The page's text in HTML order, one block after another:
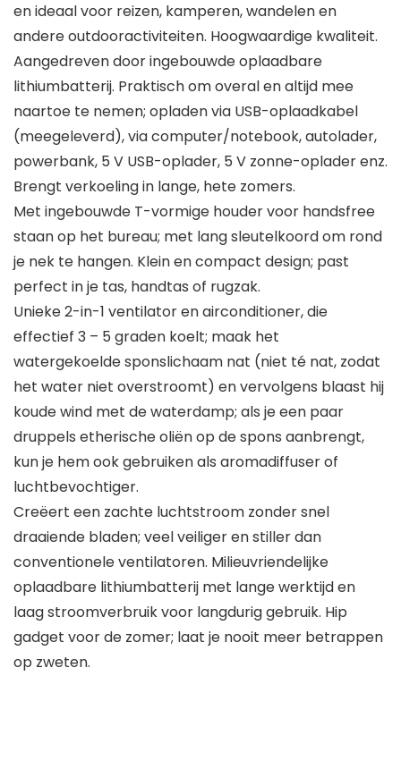
en ideaal voor reizen, kamperen, wandelen en
andere outdooractiviteiten. Hoogwaardige kwaliteit.
Aangedreven door ingebouwde oplaadbare
lithiumbatterij. Praktisch om overal en altijd mee
naartoe te nemen; opladen via USB-oplaadkabel
(meegeleverd), via computer/notebook, autolader,
powerbank, 5 V USB-oplader, 5 V zonne-oplader enz.
Brengt verkoeling in lange, hete zomers.
Met ingebouwde T-vormige houder voor handsfree
staan op het bureau; met lang sleutelkoord om rond
je nek te hangen. Klein en compact design; past
perfect in je tas, handtas of rugzak.
Unieke 2-in-1 ventilator en airconditioner, die
effectief 3 – 5 graden koelt; maak het
watergekoelde sponslichaam nat (niet té nat, zodat
het water niet overstroomt) en vervolgens blaast hij
koude wind met de waterdamp; als je een paar
druppels etherische oliën op de spons aanbrengt,
kun je hem ook gebruiken als aromadiffuser of
luchtbevochtiger.
Creëert een zachte luchtstroom zonder snel
draaiende bladen; veel veiliger en stiller dan
conventionele ventilatoren. Milieuvriendelijke
oplaadbare lithiumbatterij met lange werktijd en
laag stroomverbruik voor langdurig gebruik. Hip
gadget voor de zomer; laat je nooit meer betrappen
op zweten.